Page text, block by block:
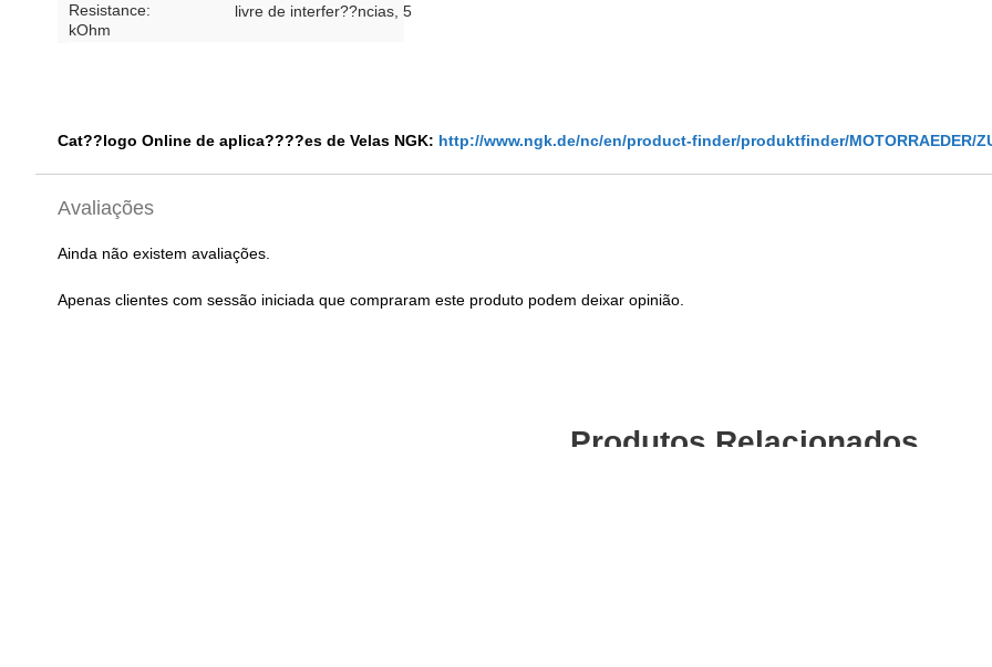
Resistance:
livre de interfer??ncias, 5
kOhm
Cat??logo Online de aplica????es de Velas NGK: http://www.ngk.de/nc/en/product-finder/produktfinder/MOTORRAEDER/
Avaliações
Ainda não existem avaliações.
Apenas clientes com sessão iniciada que compraram este produto podem deixar opinião.
Produtos Relacionados